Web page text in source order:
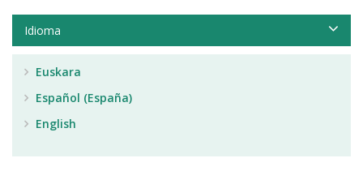
Idioma
Euskara
Español (España)
English